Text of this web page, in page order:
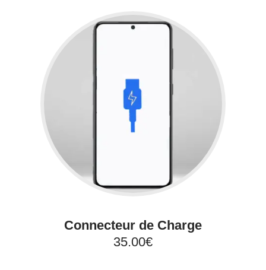
Connecteur de Charge
35.00€